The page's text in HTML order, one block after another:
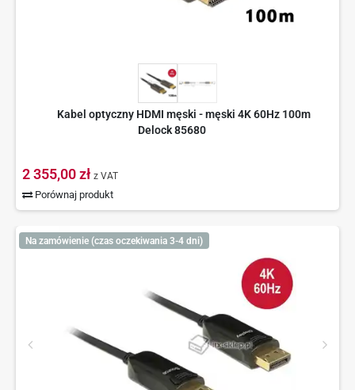
Kabel optyczny HDMI męski - męski 4K 60Hz 100m
Delock 85680
2 355,00 zł z VAT
Porównaj produkt
Na zamówienie (czas oczekiwania 3-4 dni)